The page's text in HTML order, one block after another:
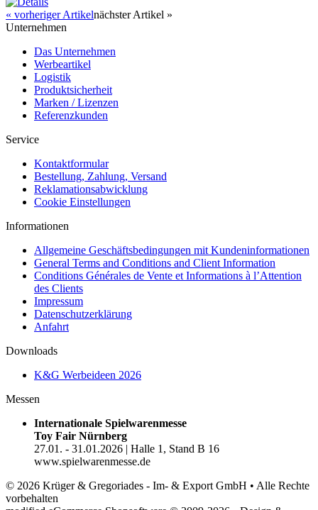
« vorheriger Artikelnächster Artikel »
Unternehmen
Das Unternehmen
Werbeartikel
Logistik
Produktsicherheit
Marken / Lizenzen
Referenzkunden
Service
Kontaktformular
Bestellung, Zahlung, Versand
Reklamationsabwicklung
Cookie Einstellungen
Informationen
Allgemeine Geschäftsbedingungen mit Kundeninformationen
General Terms and Conditions and Client Information
Conditions Générales de Vente et Informations à l’Attention
des Clients
Impressum
Datenschutzerklärung
Anfahrt
Downloads
K&G Werbeideen 2026
Messen
Internationale Spielwarenmesse
Toy Fair Nürnberg
27.01. - 31.01.2026 | Halle 1, Stand B 16
www.spielwarenmesse.de
© 2026 Krüger & Gregoriades - Im- & Export GmbH • Alle Rechte
vorbehalten